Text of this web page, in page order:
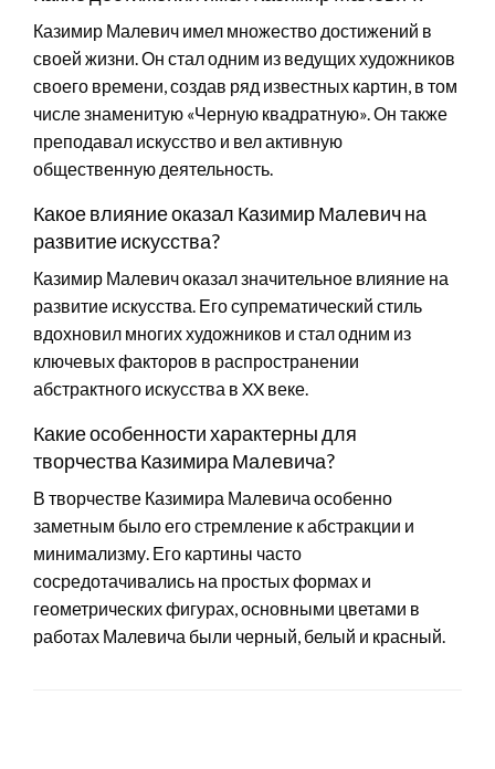
Казимир Малевич имел множество достижений в
своей жизни. Он стал одним из ведущих художников
своего времени, создав ряд известных картин, в том
числе знаменитую «Черную квадратную». Он также
преподавал искусство и вел активную
общественную деятельность.
Какое влияние оказал Казимир Малевич на
развитие искусства?
Казимир Малевич оказал значительное влияние на
развитие искусства. Его супрематический стиль
вдохновил многих художников и стал одним из
ключевых факторов в распространении
абстрактного искусства в XX веке.
Какие особенности характерны для
творчества Казимира Малевича?
В творчестве Казимира Малевича особенно
заметным было его стремление к абстракции и
минимализму. Его картины часто
сосредотачивались на простых формах и
геометрических фигурах, основными цветами в
работах Малевича были черный, белый и красный.